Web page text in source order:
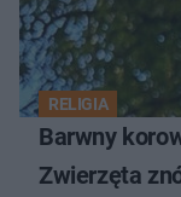
RELIGIA
Barwny
Zwierzęta